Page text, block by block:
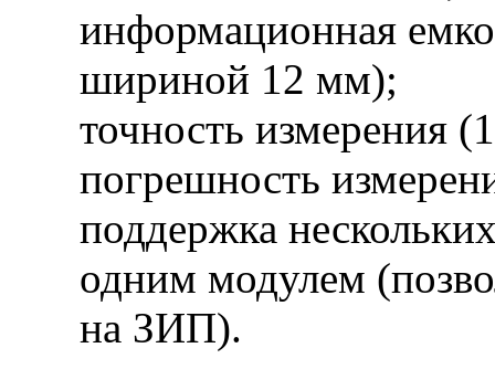
информационная
шириной 12 мм);
точность измерения
погрешность
поддержка
одним модулем
на ЗИП).